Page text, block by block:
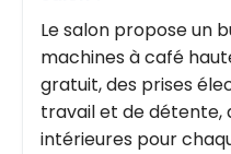
Le salon propose un
machines à café
gratuit, des prises
travail et de détente,
intérieures pour